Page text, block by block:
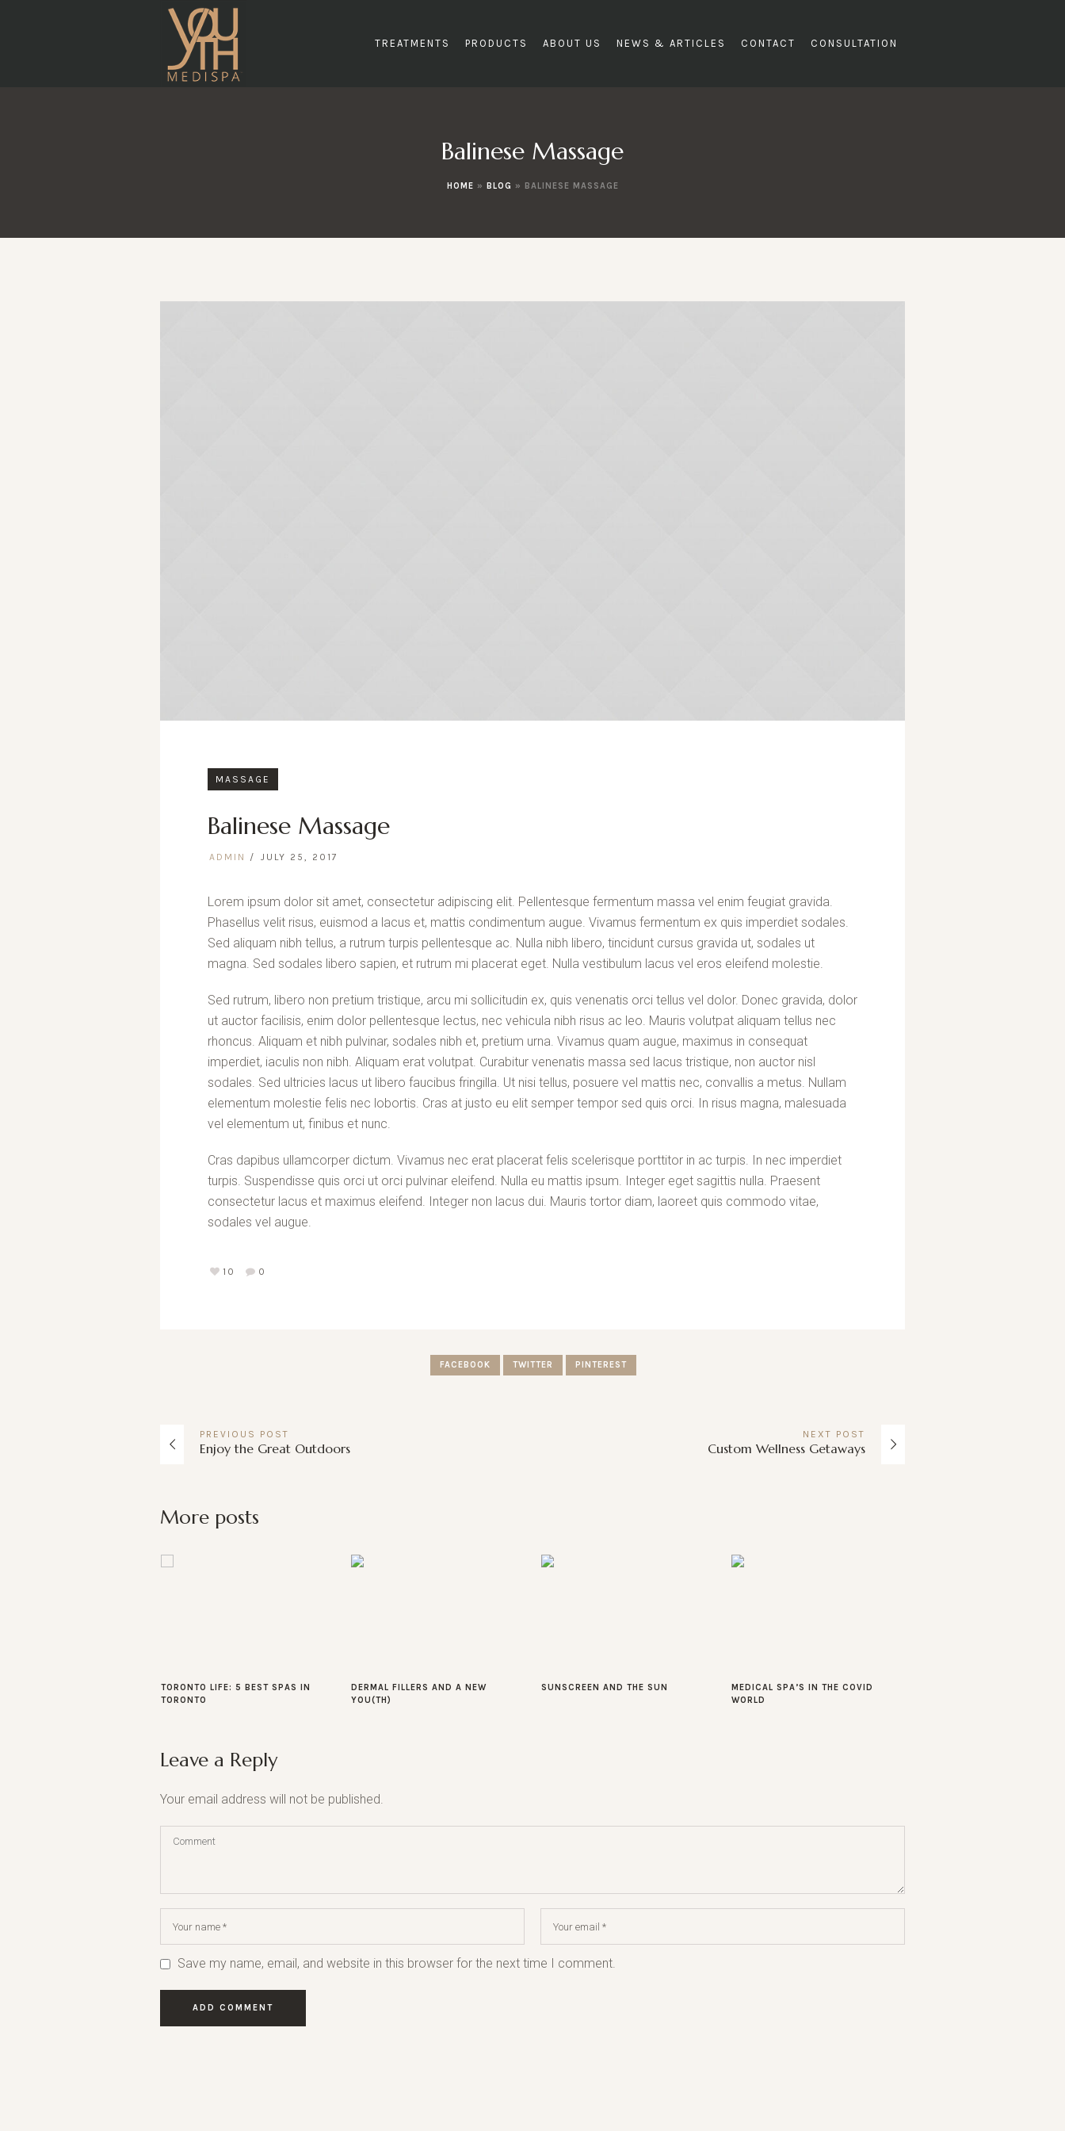
TREATMENTS PRODUCTS ABOUT US NEWS & ARTICLES CONTACT CONSULTATION
Balinese Massage
HOME » BLOG » BALINESE MASSAGE
MASSAGE
Balinese Massage
ADMIN JULY 25, 2017
Lorem ipsum dolor sit amet, consectetur adipiscing elit. Pellentesque fermentum massa vel enim feugiat gravida.
Phasellus velit risus, euismod a lacus et, mattis condimentum augue. Vivamus fermentum ex quis imperdiet sodales.
Sed aliquam nibh tellus, a rutrum turpis pellentesque ac. Nulla nibh libero, tincidunt cursus gravida ut, sodales ut
magna. Sed sodales libero sapien, et rutrum mi placerat eget. Nulla vestibulum lacus vel eros eleifend molestie.
Sed rutrum, libero non pretium tristique, arcu mi sollicitudin ex, quis venenatis orci tellus vel dolor. Donec gravida, dolor
ut auctor facilisis, enim dolor pellentesque lectus, nec vehicula nibh risus ac leo. Mauris volutpat aliquam tellus nec
rhoncus. Aliquam et nibh pulvinar, sodales nibh et, pretium urna. Vivamus quam augue, maximus in consequat
imperdiet, iaculis non nibh. Aliquam erat volutpat. Curabitur venenatis massa sed lacus tristique, non auctor nisl
sodales. Sed ultricies lacus ut libero faucibus fringilla. Ut nisi tellus, posuere vel mattis nec, convallis a metus. Nullam
elementum molestie felis nec lobortis. Cras at justo eu elit semper tempor sed quis orci. In risus magna, malesuada
vel elementum ut, finibus et nunc.
Cras dapibus ullamcorper dictum. Vivamus nec erat placerat felis scelerisque porttitor in ac turpis. In nec imperdiet
turpis. Suspendisse quis orci ut orci pulvinar eleifend. Nulla eu mattis ipsum. Integer eget sagittis nulla. Praesent
consectetur lacus et maximus eleifend. Integer non lacus dui. Mauris tortor diam, laoreet quis commodo vitae,
sodales vel augue.
10 0
FACEBOOK TWITTER PINTEREST
PREVIOUS POST
Enjoy the Great Outdoors
NEXT POST
Custom Wellness Getaways
More posts
TORONTO LIFE: 5 BEST SPAS IN
TORONTO
DERMAL FILLERS AND A NEW
YOU(TH)
SUNSCREEN AND THE SUN
MEDICAL SPA’S IN THE COVID
WORLD
Leave a Reply
Your email address will not be published.
Save my name, email, and website in this browser for the next time I comment.